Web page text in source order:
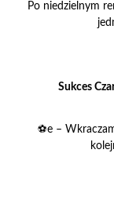
Po niedzielnym
Sukces
⚽e –